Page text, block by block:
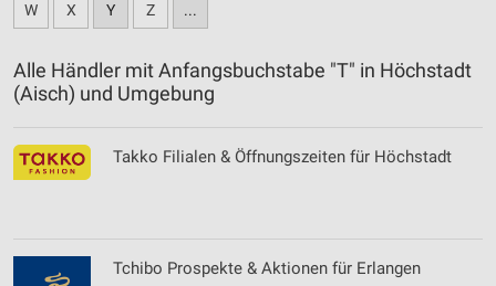
W X Y Z ...
Alle Händler mit Anfangsbuchstabe "T" in Höchstadt
(Aisch) und Umgebung
Takko Filialen & Öffnungszeiten für Höchstadt
Tchibo Prospekte & Aktionen für Erlangen